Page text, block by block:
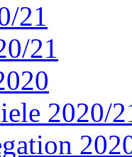
21
21
2020/